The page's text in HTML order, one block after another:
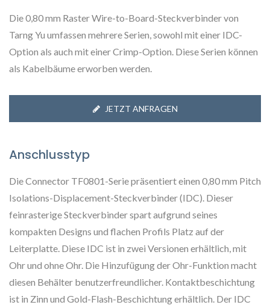
Die 0,80 mm Raster Wire-to-Board-Steckverbinder von
Tarng Yu umfassen mehrere Serien, sowohl mit einer IDC-
Option als auch mit einer Crimp-Option. Diese Serien können
als Kabelbäume erworben werden.
JETZT ANFRAGEN
Anschlusstyp
Die Connector TF0801-Serie präsentiert einen 0,80 mm Pitch
Isolations-Displacement-Steckverbinder (IDC). Dieser
feinrasterige Steckverbinder spart aufgrund seines
kompakten Designs und flachen Profils Platz auf der
Leiterplatte. Diese IDC ist in zwei Versionen erhältlich, mit
Ohr und ohne Ohr. Die Hinzufügung der Ohr-Funktion macht
diesen Behälter benutzerfreundlicher. Kontaktbeschichtung
ist in Zinn und Gold-Flash-Beschichtung erhältlich. Der IDC